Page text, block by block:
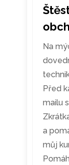
Na
Před
mailu
a
můj